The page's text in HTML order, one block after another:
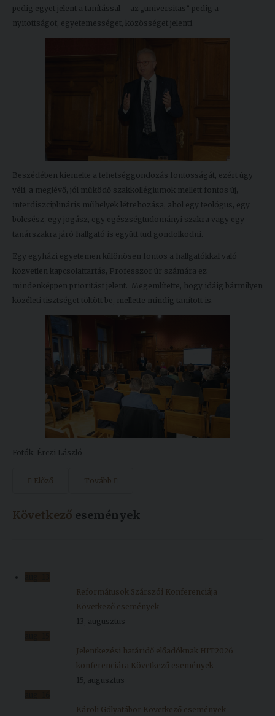
pedig egyet jelent a tanítással – az „universitas” pedig a
nyitottságot, egyetemességet, közösséget jelenti.
Beszédében kiemelte a tehetséggondozás fontosságát, ezért úgy
véli, a meglévő, jól működő szakkollégiumok mellett fontos új,
interdiszciplináris műhelyek létrehozása, ahol egy teológus, egy
bölcsész, egy jogász, egy egészségtudományi szakra vagy egy
tanárszakra járó hallgató is együtt tud gondolkodni.
Egy egyházi egyetemen különösen fontos a hallgatókkal való
közvetlen kapcsolattartás, Professzor úr számára ez
mindenképpen prioritást jelent. Megemlítette, hogy idáig bármilyen
közéleti tisztséget töltött be, mellette mindig tanított is.
Fotók: Érczi László
Előző Tovább
Következő események
Reformátusok Szárszói Konferenciája
Következő események
13, augusztus
Jelentkezési határidő előadóknak HIT2026
konferenciára Következő események
15, augusztus
Károli Gólyatábor Következő események